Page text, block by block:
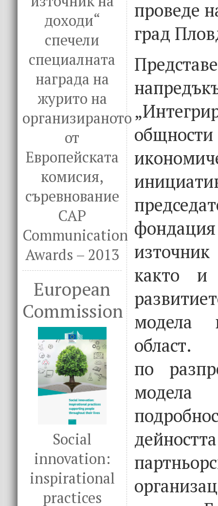
доходи“
спечели
специалната
награда на
журито на
организираното
от
Европейската
комисия,
съревнование
CAP
Communication
Awards – 2013
European
Commission
Social
innovation:
inspirational
practices
проведе
град
както и
модела
област.
по